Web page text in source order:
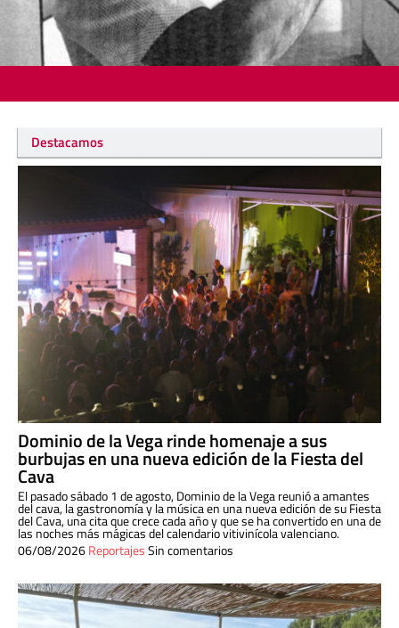
Destacamos
Dominio de la Vega rinde homenaje a sus
burbujas en una nueva edición de la Fiesta del
Cava
El pasado sábado 1 de agosto, Dominio de la Vega reunió a amantes
del cava, la gastronomía y la música en una nueva edición de su Fiesta
del Cava, una cita que crece cada año y que se ha convertido en una de
las noches más mágicas del calendario vitivinícola valenciano.
06/08/2026ReportajesSin comentarios